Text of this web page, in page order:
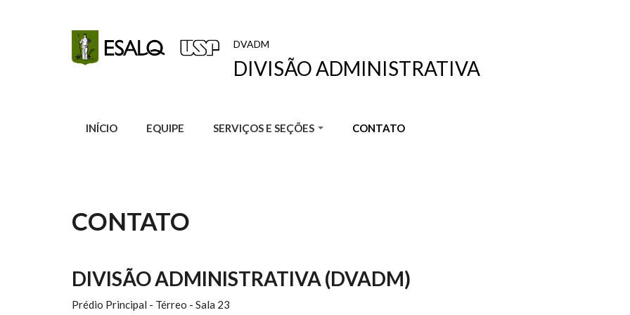
DVADM
DIVISÃO ADMINISTRATIVA
INÍCIO EQUIPE SERVIÇOS E SEÇÕES CONTATO
CONTATO
DIVISÃO ADMINISTRATIVA (DVADM)
Prédio Principal - Térreo - Sala 23